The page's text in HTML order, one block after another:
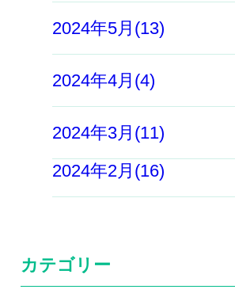
2024年5月(13)
2024年4月(4)
2024年3月(11)
2024年2月(16)
カテゴリー